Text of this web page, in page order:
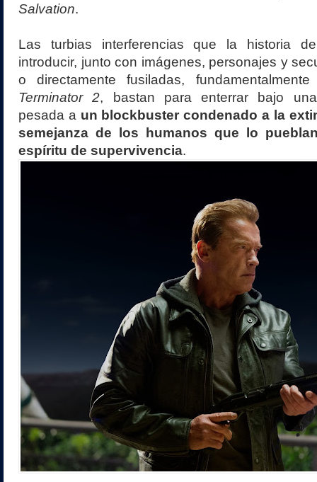
Salvation.
Las turbias interferencias que la historia
introducir, junto con imágenes, personajes y
o directamente fusiladas,
Terminator 2, bastan para enterrar bajo
pesada a un blockbuster condenado a la
semejanza de los humanos que lo
espíritu de supervivencia.